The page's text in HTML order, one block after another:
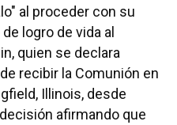
al proceder con su
logro de vida al
quien se declara
recibir la Comunión en
Illinois, desde
afirmando que